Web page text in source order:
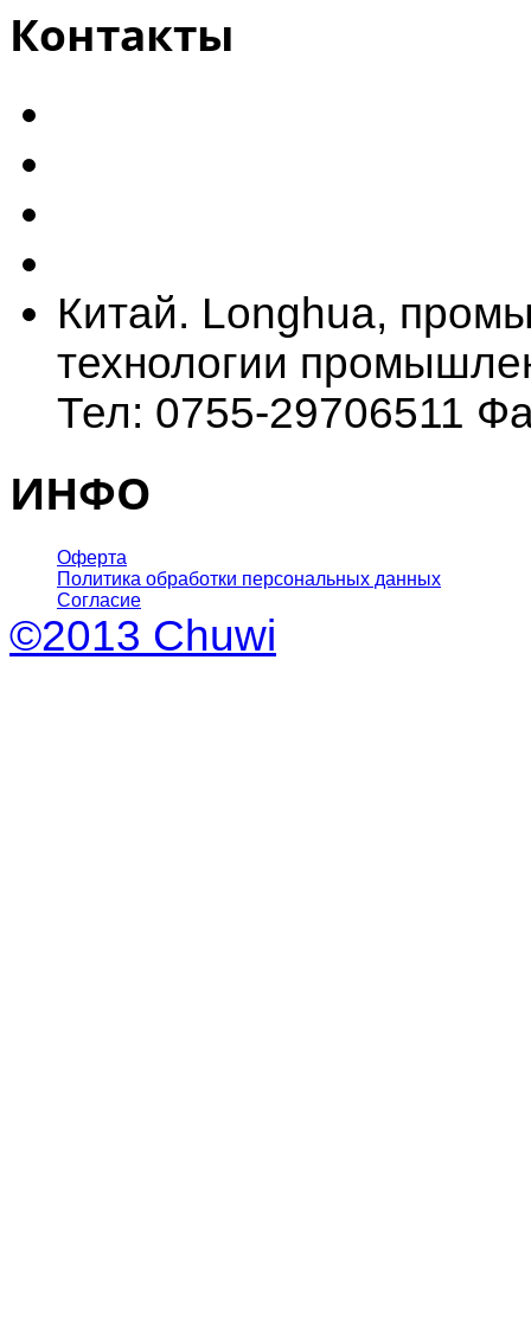
Контакты
Китай. Longhua,
технологии
Тел: 0755-29706511
ИНФО
Оферта
Политика обработки персональных данных
Согласие
©2013 Chuwi